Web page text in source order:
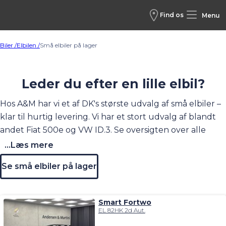
Find os Menu
Biler /Elbilen /Små elbiler på lager
Leder du efter en lille elbil?
Hos A&M har vi et af DK's største udvalg af små elbiler –
klar til hurtig levering. Vi har et stort udvalg af blandt
andet Fiat 500e og VW ID.3. Se oversigten over alle
vores små (og billige) elbiler og relevant information i
forbindelse med køb af en elbil herunder.
Den lille elbil kan både være for dig hvor en bil bare er
måske ikke er noget, du har lyst til at bruge mange
penge på. Det kan også være, at du bare ikke har lyst til
...Læs mere
Se små elbiler på lager
Smart Fortwo
EL 82HK 2d Aut.